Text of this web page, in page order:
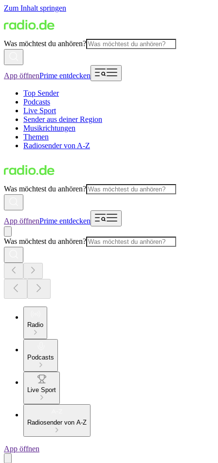
Zum Inhalt springen
Was möchtest du anhören?
App öffnenPrime entdecken
Top Sender
Podcasts
Live Sport
Sender aus deiner Region
Musikrichtungen
Themen
Radiosender von A-Z
Was möchtest du anhören?
App öffnenPrime entdecken
Was möchtest du anhören?
Radio
Podcasts
Live Sport
Radiosender von A-Z
App öffnen